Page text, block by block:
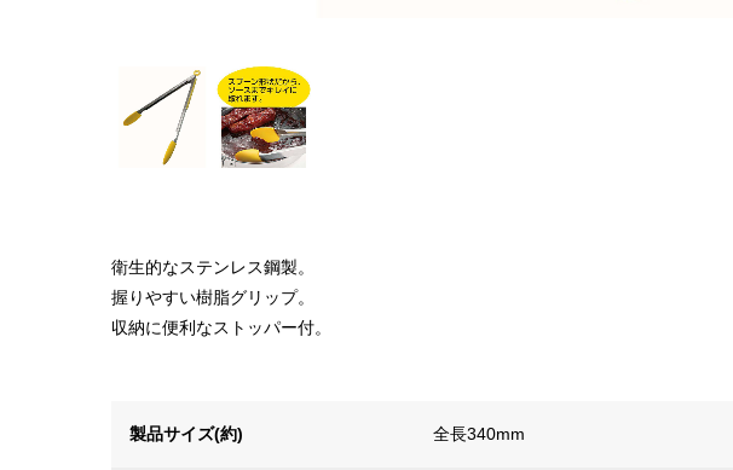
衛生的なステンレス鋼製。
握りやすい樹脂グリップ。
収納に便利なストッパー付。
製品サイズ(約) 全長340mm